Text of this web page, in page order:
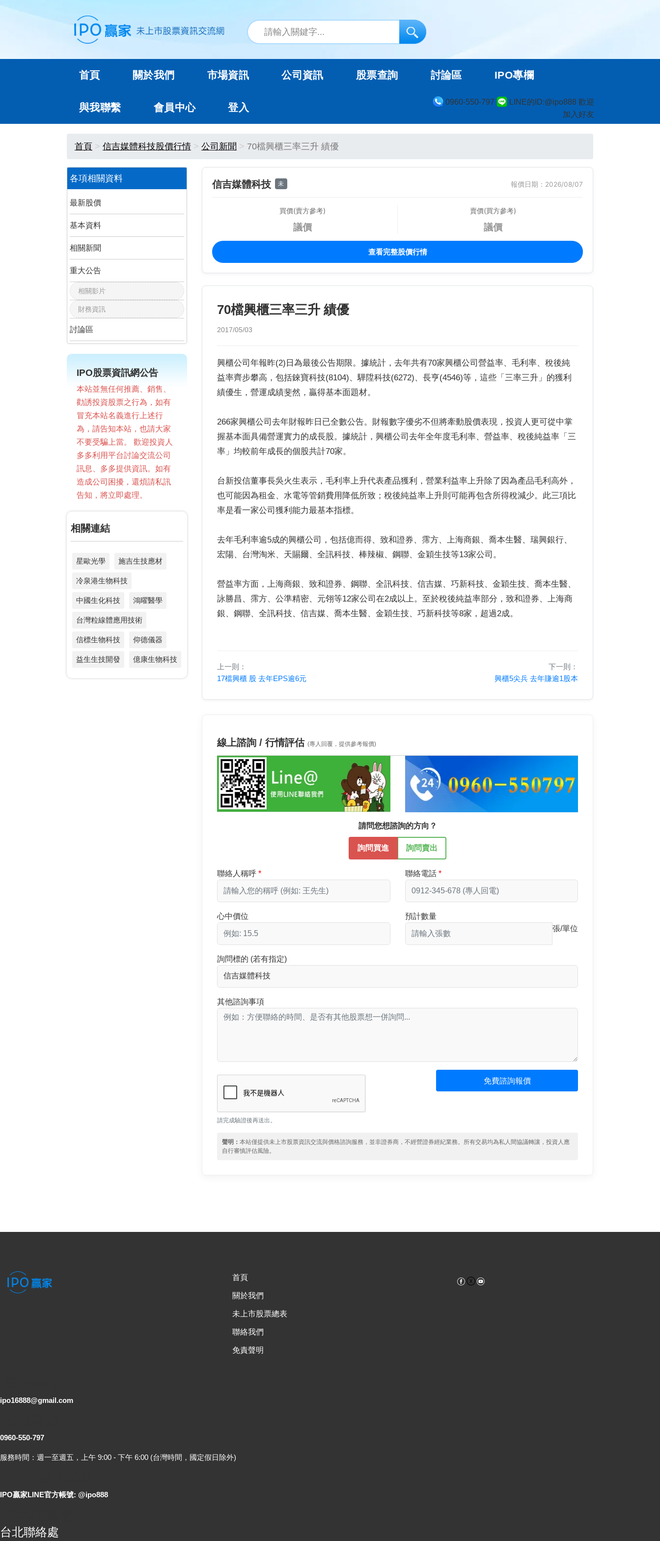
0960-550-797
LINE的ID:@ipo888 歡迎
加入好友
首頁 關於我們 市場資訊 公司資訊 股票查詢 討論區 IPO專欄
與我聯繫 會員中心 登入
首頁 信吉媒體科技股價行情 公司新聞 70檔興櫃三率三升 績優
各項相關資料
最新股價
基本資料
相關新聞
重大公告
相關影片
財務資訊
討論區
IPO股票資訊網公告
本站並無任何推薦、銷售、
勸誘投資股票之行為，如有
冒充本站名義進行上述行
為，請告知本站，也請大家
不要受騙上當。 歡迎投資人
多多利用平台討論交流公司
訊息、多多提供資訊。如有
造成公司困擾，還煩請私訊
告知，將立即處理。
相關連結
星歐光學 施吉生技應材
冷泉港生物科技
中國生化科技 鴻曜醫學
台灣粒線體應用技術
信標生物科技 仰德儀器
益生生技開發 億康生物科技
信吉媒體科技 未 報價日期：2026/08/07
買價(賣方參考)
議價
賣價(買方參考)
議價
查看完整股價行情
70檔興櫃三率三升 績優
2017/05/03
興櫃公司年報昨(2)日為最後公告期限。據統計，去年共有70家興櫃公司營益率、毛利率、稅後純
益率齊步攀高，包括錸寶科技(8104)、驊陞科技(6272)、長亨(4546)等，這些「三率三升」的獲利
績優生，營運成績斐然，贏得基本面題材。
266家興櫃公司去年財報昨日已全數公告。財報數字優劣不但將牽動股價表現，投資人更可從中掌
握基本面具備營運實力的成長股。據統計，興櫃公司去年全年度毛利率、營益率、稅後純益率「三
率」均較前年成長的個股共計70家。
台新投信董事長吳火生表示，毛利率上升代表產品獲利，營業利益率上升除了因為產品毛利高外，
也可能因為租金、水電等管銷費用降低所致；稅後純益率上升則可能再包含所得稅減少。此三項比
率是看一家公司獲利能力最基本指標。
去年毛利率逾5成的興櫃公司，包括億而得、致和證券、霈方、上海商銀、喬本生醫、瑞興銀行、
宏陽、台灣淘米、天賜爾、全訊科技、棒辣椒、鋼聯、金穎生技等13家公司。
營益率方面，上海商銀、致和證券、鋼聯、全訊科技、信吉媒、巧新科技、金穎生技、喬本生醫、
詠勝昌、霈方、公準精密、元翎等12家公司在2成以上。至於稅後純益率部分，致和證券、上海商
銀、鋼聯、全訊科技、信吉媒、喬本生醫、金穎生技、巧新科技等8家，超過2成。
上一則：
17檔興櫃 股 去年EPS逾6元
下一則：
興櫃5尖兵 去年賺逾1股本
線上諮詢 / 行情評估(專人回覆，提供參考報價)
請問您想諮詢的方向？
詢問買進 詢問賣出
聯絡人稱呼 聯絡電話
心中價位
預計數量
張/單位
詢問標的 (若有指定)
其他諮詢事項
請完成驗證後再送出。
免費諮詢報價
聲明：本站僅提供未上市股票資訊交流與價格諮詢服務，並非證券商，不經營證券經紀業務。所有交易均為私人間協議轉讓，投資人應
自行審慎評估風險。
首頁
關於我們
未上市股票總表
聯絡我們
免責聲明
Facebook
ipo16888@gmail.com
0960-550-797
服務時間：週一至週五，上午 9:00 - 下午 6:00 (台灣時間，國定假日除外)
IPO贏家LINE官方帳號: @ipo888
台北聯絡處